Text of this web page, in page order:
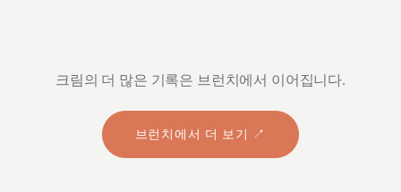
크림의 더 많은 기록은 브런치에서 이어집니다.
브런치에서 더 보기 ↗